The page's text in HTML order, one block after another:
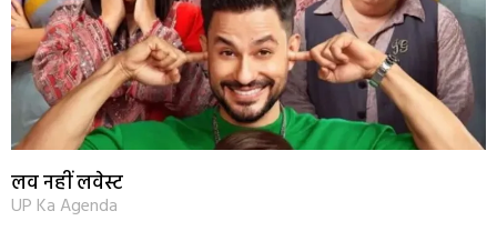
लव नहीं लवेस्ट
UP Ka Agenda